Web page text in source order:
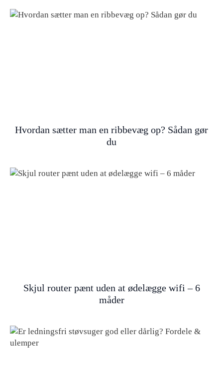
Hvordan sætter man en ribbevæg op? Sådan gør
du
Skjul router pænt uden at ødelægge wifi – 6
måder